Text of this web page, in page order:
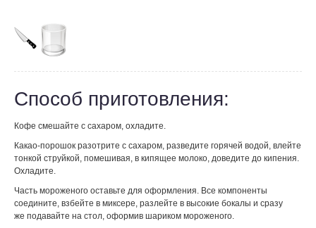
Способ приготовления:
Кофе смешайте с сахаром, охладите.
Какао-порошок разотрите с сахаром, разведите горячей водой, влейте
тонкой струйкой, помешивая, в кипящее молоко, доведите до кипения.
Охладите.
Часть мороженого оставьте для оформления. Все компоненты
соедините, взбейте в миксере, разлейте в высокие бокалы и сразу
же подавайте на стол, оформив шариком мороженого.